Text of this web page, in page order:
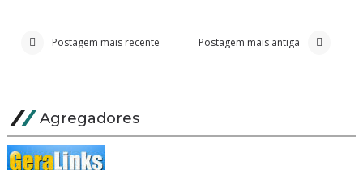
Postagem mais recente Postagem mais antiga
Agregadores